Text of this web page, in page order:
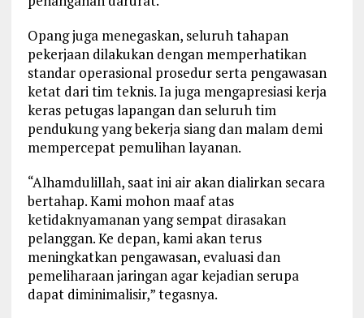
Opang juga menegaskan, seluruh tahapan
pekerjaan dilakukan dengan memperhatikan
standar operasional prosedur serta pengawasan
ketat dari tim teknis. Ia juga mengapresiasi kerja
keras petugas lapangan dan seluruh tim
pendukung yang bekerja siang dan malam demi
mempercepat pemulihan layanan.
“Alhamdulillah, saat ini air akan dialirkan secara
bertahap. Kami mohon maaf atas
ketidaknyamanan yang sempat dirasakan
pelanggan. Ke depan, kami akan terus
meningkatkan pengawasan, evaluasi dan
pemeliharaan jaringan agar kejadian serupa
dapat diminimalisir,” tegasnya.